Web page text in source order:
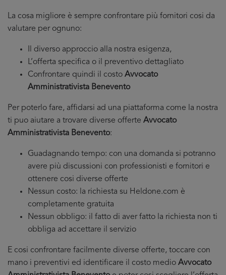
La cosa migliore è sempre confrontare più fornitori cosi da
valutare per ognuno:
Il diverso approccio alla nostra esigenza,
L’offerta specifica o il preventivo dettagliato
Confrontare quindi il costo Avvocato
Amministrativista Benevento
Per poterlo fare, affidarsi ad una piattaforma come la nostra
ti puo aiutare a trovare diverse offerte Avvocato
Amministrativista Benevento:
Guadagnando tempo: con una domanda si potranno
avere più discussioni con professionisti e fornitori e
ottenere cosi diverse offerte
Nessun costo: la richiesta su Heldone.com è
completamente gratuita
Nessun obbligo: il fatto di aver fatto la richiesta non ti
obbliga ad accettare il servizio
E cosi confrontare facilmente diverse offerte, toccare con
mano i preventivi ed identificare il costo medio Avvocato